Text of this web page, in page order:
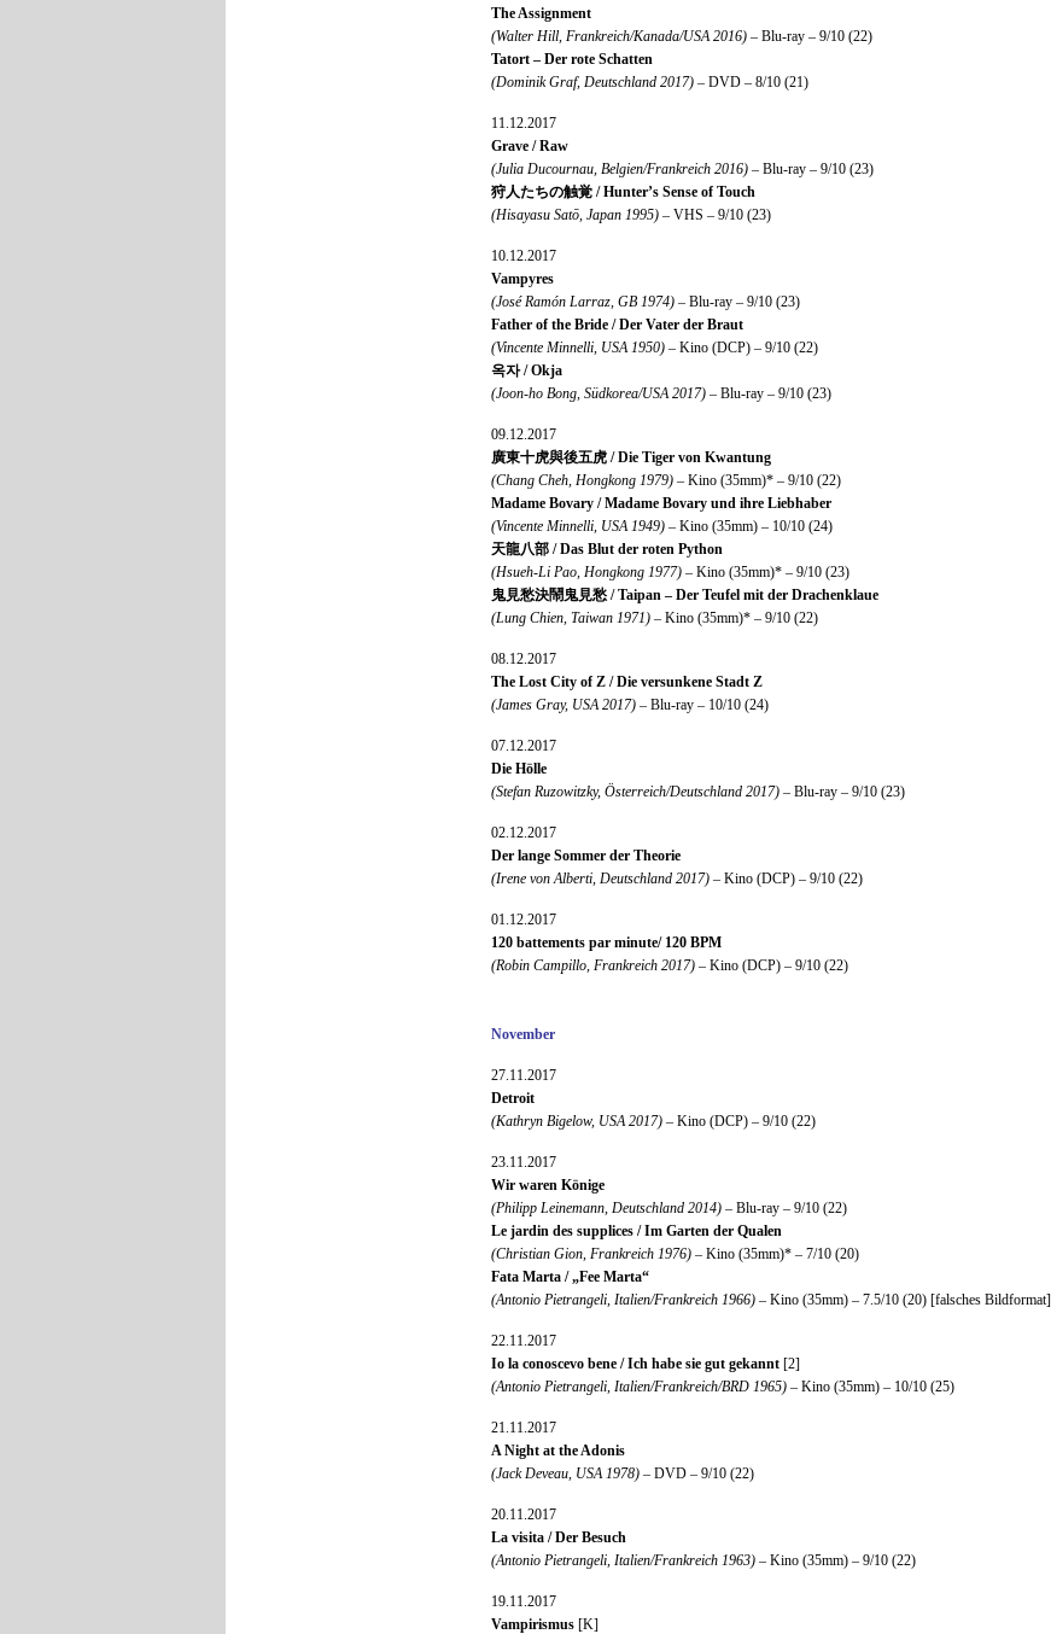
The Assignment
(Walter Hill, Frankreich/Kanada/USA 2016) – Blu-ray – 9/10 (22)
Tatort – Der rote Schatten
(Dominik Graf, Deutschland 2017) – DVD – 8/10 (21)
11.12.2017
Grave / Raw
(Julia Ducournau, Belgien/Frankreich 2016) – Blu-ray – 9/10 (23)
狩人たちの触覚 / Hunter’s Sense of Touch
(Hisayasu Satō, Japan 1995) – VHS – 9/10 (23)
10.12.2017
Vampyres
(José Ramón Larraz, GB 1974) – Blu-ray – 9/10 (23)
Father of the Bride / Der Vater der Braut
(Vincente Minnelli, USA 1950) – Kino (DCP) – 9/10 (22)
옥자 / Okja
(Joon-ho Bong, Südkorea/USA 2017) – Blu-ray – 9/10 (23)
09.12.2017
廣東十虎與後五虎 / Die Tiger von Kwantung
(Chang Cheh, Hongkong 1979) – Kino (35mm)* – 9/10 (22)
Madame Bovary / Madame Bovary und ihre Liebhaber
(Vincente Minnelli, USA 1949) – Kino (35mm) – 10/10 (24)
天龍八部 / Das Blut der roten Python
(Hsueh-Li Pao, Hongkong 1977) – Kino (35mm)* – 9/10 (23)
鬼見愁決鬧鬼見愁 / Taipan – Der Teufel mit der Drachenklaue
(Lung Chien, Taiwan 1971) – Kino (35mm)* – 9/10 (22)
08.12.2017
The Lost City of Z / Die versunkene Stadt Z
(James Gray, USA 2017) – Blu-ray – 10/10 (24)
07.12.2017
Die Hölle
(Stefan Ruzowitzky, Österreich/Deutschland 2017) – Blu-ray – 9/10 (23)
02.12.2017
Der lange Sommer der Theorie
(Irene von Alberti, Deutschland 2017) – Kino (DCP) – 9/10 (22)
01.12.2017
120 battements par minute/ 120 BPM
(Robin Campillo, Frankreich 2017) – Kino (DCP) – 9/10 (22)
November
27.11.2017
Detroit
(Kathryn Bigelow, USA 2017) – Kino (DCP) – 9/10 (22)
23.11.2017
Wir waren Könige
(Philipp Leinemann, Deutschland 2014) – Blu-ray – 9/10 (22)
Le jardin des supplices / Im Garten der Qualen
(Christian Gion, Frankreich 1976) – Kino (35mm)* – 7/10 (20)
Fata Marta / „Fee Marta“
(Antonio Pietrangeli, Italien/Frankreich 1966) – Kino (35mm) – 7.5/10 (20) [falsches Bildformat]
22.11.2017
Io la conoscevo bene / Ich habe sie gut gekannt [2]
(Antonio Pietrangeli, Italien/Frankreich/BRD 1965) – Kino (35mm) – 10/10 (25)
21.11.2017
A Night at the Adonis
(Jack Deveau, USA 1978) – DVD – 9/10 (22)
20.11.2017
La visita / Der Besuch
(Antonio Pietrangeli, Italien/Frankreich 1963) – Kino (35mm) – 9/10 (22)
19.11.2017
Vampirismus [K]